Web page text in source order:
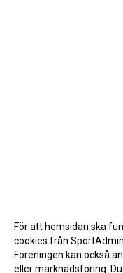
För att hemsidan ska
cookies från
Föreningen kan också
eller marknadsföring.